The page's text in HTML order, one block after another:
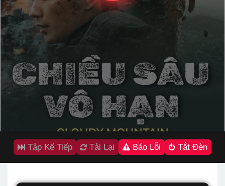
Tập Kế Tiếp Tải Lại Báo Lỗi Tắt Đèn